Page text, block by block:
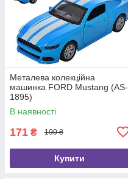
Металева колекційна
машинка FORD Mustang (AS-
1895)
В наявності
171 ₴ 190 ₴
Купити